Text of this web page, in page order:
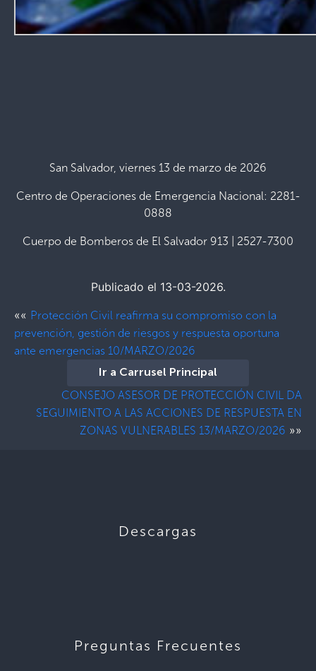
San Salvador, viernes 13 de marzo de 2026
Centro de Operaciones de Emergencia Nacional: 2281-
0888
Cuerpo de Bomberos de El Salvador 913 | 2527-7300
Publicado el 13-03-2026.
«« Protección Civil reafirma su compromiso con la
prevención, gestión de riesgos y respuesta oportuna
ante emergencias 10/MARZO/2026
Ir a Carrusel Principal
CONSEJO ASESOR DE PROTECCIÓN CIVIL DA
SEGUIMIENTO A LAS ACCIONES DE RESPUESTA EN
ZONAS VULNERABLES 13/MARZO/2026 »»
Descargas
Preguntas Frecuentes